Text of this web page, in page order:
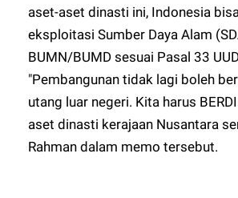
aset-aset dinasti ini, Indonesia
eksploitasi Sumber Daya Alam
BUMN/BUMD sesuai Pasal 33
"Pembangunan tidak lagi boleh
utang luar negeri. Kita harus
aset dinasti kerajaan Nusantara
Rahman dalam memo tersebut.